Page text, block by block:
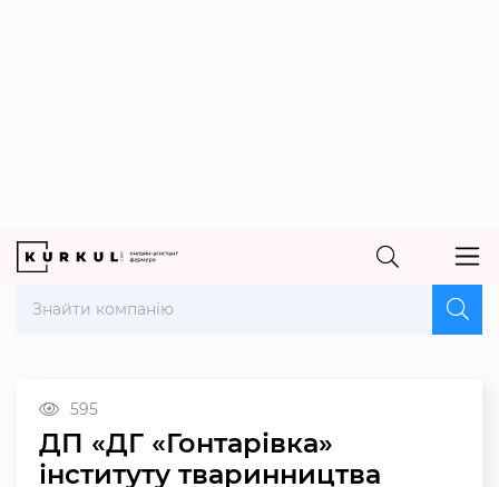
595
ДП «ДГ «Гонтарівка»
інституту тваринництва